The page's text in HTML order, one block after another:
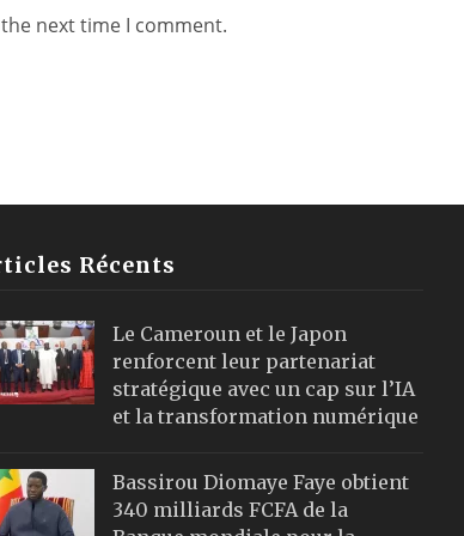
next time I comment.
Récents
Le Cameroun et le Japon
renforcent leur partenariat
stratégique avec un cap sur l’IA
et la transformation numérique
Bassirou Diomaye Faye obtient
340 milliards FCFA de la